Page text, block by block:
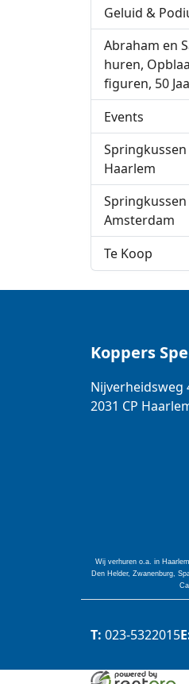
Geluid &
Abraham en
huren,
figuren, 50
Events
Haarlem
Amsterdam
Te Koop
Koppers
Nijverheidsweg
2031 CP
Wij verhuren o.a. in
Den Helder, Zwanenburg,
T: 023-5322015